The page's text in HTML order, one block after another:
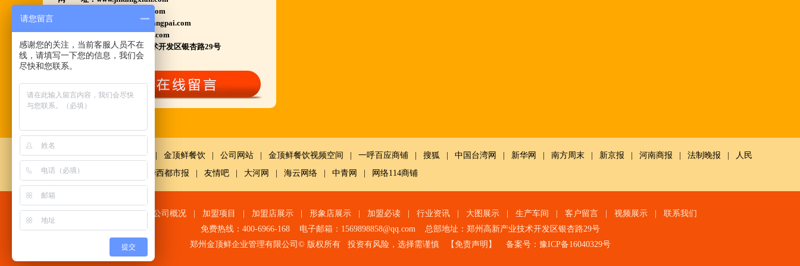
江苏泗洪 沭阳 浙江宁波温州等店.....
河南南阳多家 焦作周口多家店.....
郑州港区 许昌洛阳开封多家店.....
河北石家庄 唐山迁安多家店.....
安徽亳州清真店 湖北襄阳店.....
山西晋城 阳泉等店.....
详询公司总监 何恒震 先生:手机/微信18037166596
火爆的网络线上团购及微信营销模式:公司采用派人
上门指导.住店扶持的经营模式,宁夏风味,一锅四吃,
羊排突出鲜,香,嫩;香辣虾口感纯正,营养丰富,回头客
多,易操作,夏天生意更火爆;无需聘厨师;是中小餐饮
店值得信赖的合作伙伴,适合餐饮店快速创业.有意向
加盟的朋友,公司派人为您选址、设计门店;办理营业
www.huyangpai.com
www.ningxiahuyangpai.com
电子邮件：1569898858@qq.com
总部地址：郑州高新产业技术开发区银杏路29号
鼎鲜餐饮 金顶鲜餐饮 公司网站 金顶鲜餐饮视频空间 一呼百应商铺 搜狐 中国台湾网 新华网 南方周末 新京报 河南商报 法制晚报
人民
网
| 中国经济网千龙网 华西都市报 友情吧 大河网 海云网络 中青网 网络114商铺
网站首页| 公司概况| 加盟项目 加盟店展示| 形象店展示| 加盟必读| 行业资讯| 大图展示| 生产车间 客户留言| 视频展示| 联系我们
免费热线：400-6966-168 电子邮箱：1569898858@qq.com 总部地址：郑州高新产业技术开发区银杏路29号
郑州金顶鲜企业管理有限公司© 版权所有 投资有风险，选择需谨慎 【免责声明 】 备案号： 豫ICP备16040329号
请您留言
感谢您的关注，当前客服人员不在
线，请填写一下您的信息，我们会
尽快和您联系。
提交